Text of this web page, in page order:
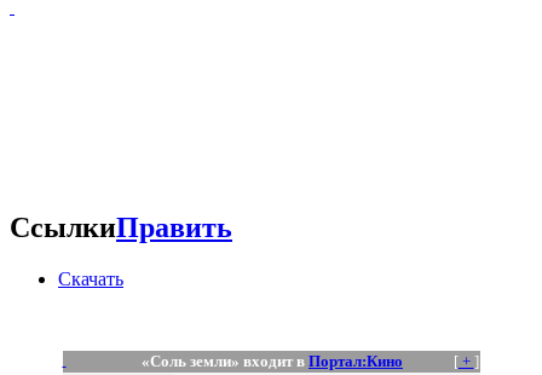
СсылкиПравить
Скачать
[+ ]
«Соль земли» входит в Портал:Кино